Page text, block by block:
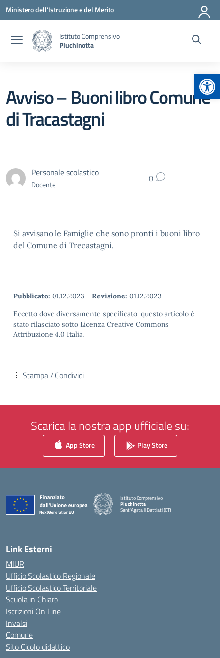
Vai ai contenuti
Vai al menu di navigazione
Vai al footer
Ministero dell'Istruzione e del Merito
Istituto Comprensivo
Pluchinotta
Avviso – Buoni libro Comune
di Tracastagni
Personale scolastico
Docente 0
Si avvisano le Famiglie che sono pronti i buoni libro
del Comune di Trecastagni.
Pubblicato: 01.12.2023 - Revisione: 01.12.2023
Eccetto dove diversamente specificato, questo articolo è
stato rilasciato sotto Licenza Creative Commons
Attribuzione 4.0 Italia.
Stampa / Condividi
Scarica la nostra app ufficiale su:
App Store Play Store
Istituto Comprensivo
Pluchinotta
Sant'Agata li Battiati (CT)
— Visita la pagina iniziale della scuola
Link Esterni
MIUR
Ufficio Scolastico Regionale
Ufficio Scolastico Territoriale
Scuola in Chiaro
Iscrizioni On Line
Invalsi
Comune
Sito Cicolo didattico